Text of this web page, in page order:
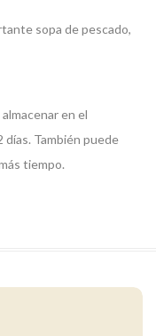
sopa de pescado,
en el
días. También puede
tiempo.